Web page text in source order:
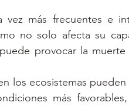
vez más frecuentes e
no solo afecta su
provocar la
los ecosistemas pueden
más